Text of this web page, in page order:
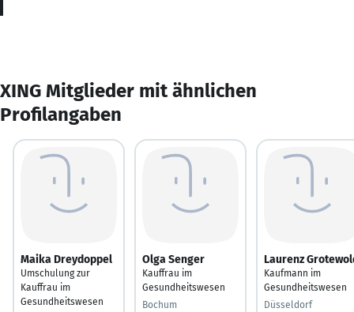
XING Mitglieder mit ähnlichen
Profilangaben
Maika Dreydoppel
Umschulung zur
Kauffrau im
Gesundheitswesen
Olga Senger
Kauffrau im
Gesundheitswesen
Bochum
Laurenz
Kaufmann im
Gesundheitswesen
Düsseldorf